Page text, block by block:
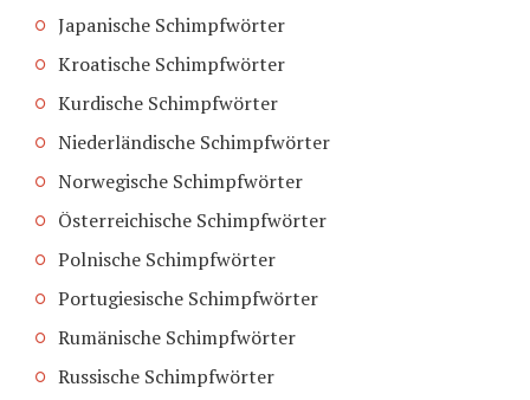
Japanische Schimpfwörter
Kroatische Schimpfwörter
Kurdische Schimpfwörter
Niederländische Schimpfwörter
Norwegische Schimpfwörter
Österreichische Schimpfwörter
Polnische Schimpfwörter
Portugiesische Schimpfwörter
Rumänische Schimpfwörter
Russische Schimpfwörter